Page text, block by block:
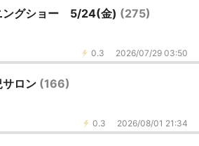
ングショー 5/24(金) (275)
0.3 2026/07/29 03:50
サロン (166)
0.3 2026/08/01 21:34